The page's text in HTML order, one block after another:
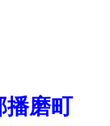
播磨町